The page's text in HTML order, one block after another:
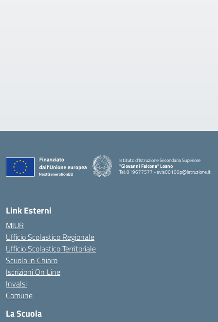
Istituto d'Istruzione Secondaria Superiore
"Giovanni Falcone" Loano
Tel. 019677577 - svis00100p@istruzione.it
— Visita la pagina iniziale della scuola
Link Esterni
MIUR
Ufficio Scolastico Regionale
Ufficio Scolastico Territoriale
Scuola in Chiaro
Iscrizioni On Line
Invalsi
Comune
La Scuola